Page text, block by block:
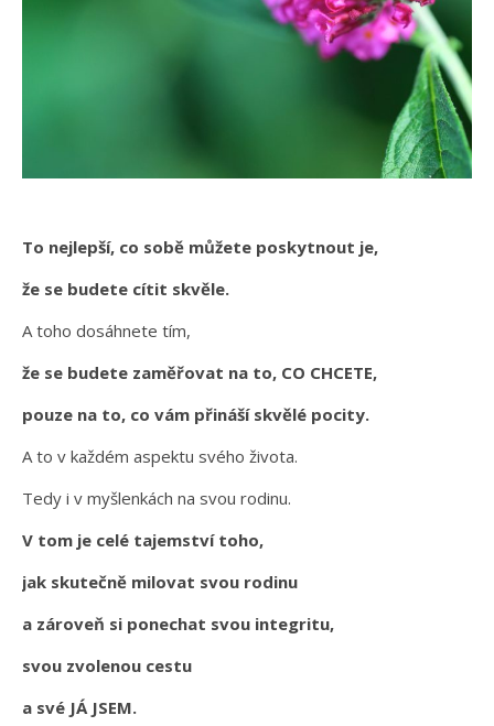
To nejlepší, co sobě můžete poskytnout je,
že se budete cítit skvěle.
A toho dosáhnete tím,
že se budete zaměřovat na to, CO CHCETE,
pouze na to, co vám přináší skvělé pocity.
A to v každém aspektu svého života.
Tedy i v myšlenkách na svou rodinu.
V tom je celé tajemství toho,
jak skutečně milovat svou rodinu
a zároveň si ponechat svou integritu,
svou zvolenou cestu
a své JÁ JSEM.